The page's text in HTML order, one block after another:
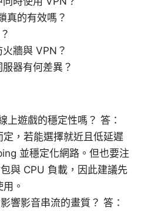
真的有效嗎？
牆與 VPN？
器有何差異？
上遊戲的穩定性嗎？ 答：
，若能選擇就近且低延遲
並穩定化網路。但也要注
與 CPU 負載，因此建議先
。
響影音串流的畫質？ 答：